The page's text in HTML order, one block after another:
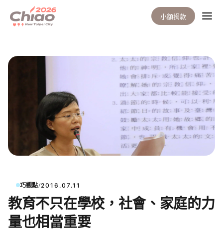
小額捐款
巧觀點/2016.07.11
教育不只在學校，社會、家庭的力
量也相當重要